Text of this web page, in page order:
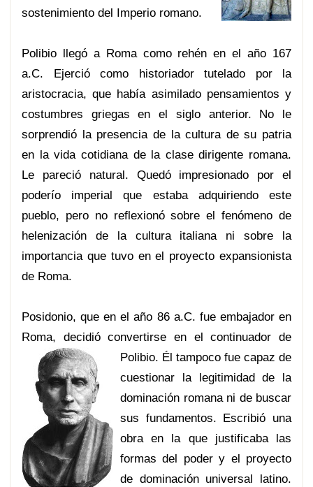
sostenimiento del Imperio romano.
Polibio llegó a Roma como rehén en el año 167
a.C. Ejerció como historiador tutelado por la
aristocracia, que había asimilado pensamientos y
costumbres griegas en el siglo anterior. No le
sorprendió la presencia de la cultura de su patria
en la vida cotidiana de la clase dirigente romana.
Le pareció natural. Quedó impresionado por el
poderío imperial que estaba adquiriendo este
pueblo, pero no reflexionó sobre el fenómeno de
helenización de la cultura italiana ni sobre la
importancia que tuvo en el proyecto expansionista
de Roma.
Posidonio, que en el año 86 a.C. fue embajador en
Roma, decidió convertirse en el continuador de
Polibio. Él tampoco fue capaz de
cuestionar la legitimidad de la
dominación romana ni de buscar
sus fundamentos. Escribió una
obra en la que justificaba las
formas del poder y el proyecto
de dominación universal latino.